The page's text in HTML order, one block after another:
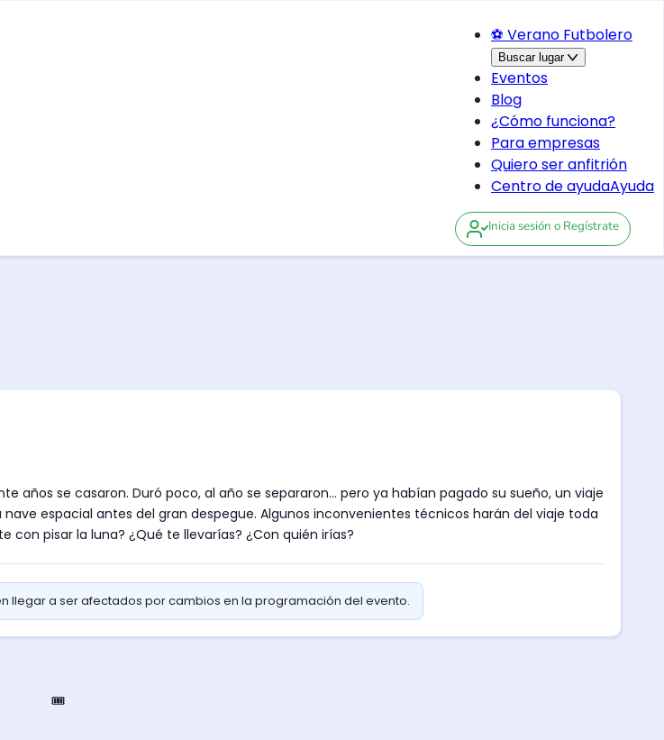
⚽ Verano Futbolero
Buscar lugar
Eventos
Blog
¿Cómo funciona?
Para empresas
Quiero ser anfitrión
Centro de ayudaAyuda
Inicia sesión o Regístrate
años se casaron. Duró poco, al año se separaron... pero ya habían pagado su sueño, un viaje
espacial antes del gran despegue. Algunos inconvenientes técnicos harán del viaje toda
con pisar la luna? ¿Qué te llevarías? ¿Con quién irías?
llegar a ser afectados por cambios en la programación del evento.
🎟️